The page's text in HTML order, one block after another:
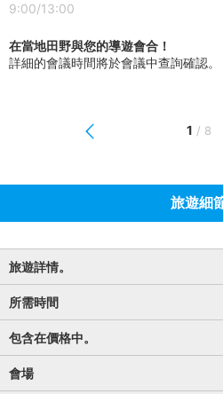
9:00/13:00
在當地田野與您的導遊會合！
詳細的會議時間將於會議中查詢確認。
1 / 8
旅遊細
旅遊詳情。
所需時間
包含在價格中。
會場